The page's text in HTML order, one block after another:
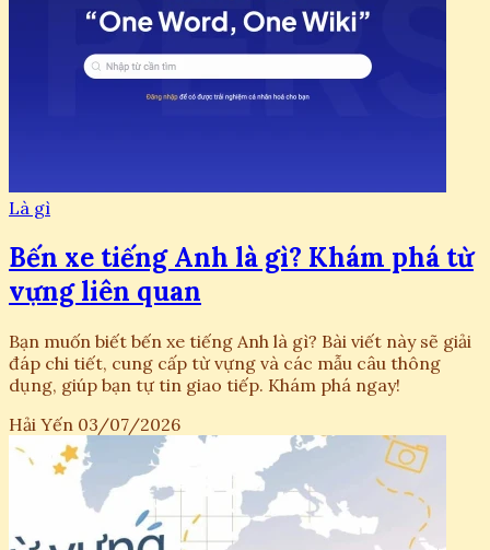
Là gì
Bến xe tiếng Anh là gì? Khám phá từ
vựng liên quan
Bạn muốn biết bến xe tiếng Anh là gì? Bài viết này sẽ giải
đáp chi tiết, cung cấp từ vựng và các mẫu câu thông
dụng, giúp bạn tự tin giao tiếp. Khám phá ngay!
Hải Yến 03/07/2026